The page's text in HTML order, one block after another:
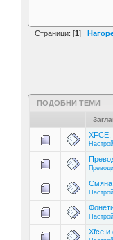
Страници: [1]
ПОДОБНИ ТЕМИ
XFCE,
Смяна
Xfce и